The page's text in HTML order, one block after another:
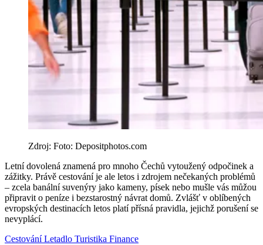
Zdroj: Foto: Depositphotos.com
Letní dovolená znamená pro mnoho Čechů vytoužený odpočinek a
zážitky. Právě cestování je ale letos i zdrojem nečekaných problémů
– zcela banální suvenýry jako kameny, písek nebo mušle vás můžou
připravit o peníze i bezstarostný návrat domů. Zvlášť v oblíbených
evropských destinacích letos platí přísná pravidla, jejichž porušení se
nevyplácí.
CestováníLetadlo Turistika Finance